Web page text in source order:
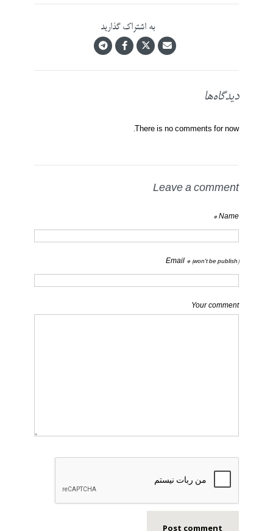
به اشتراک گذارید
دیدگاه‌ها
There is no comments for now.
Leave a comment
Name *
Email * (won't be publish)
Your comment